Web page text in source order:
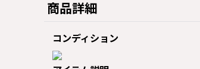
商品詳細
コンディション